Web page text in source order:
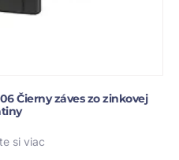
Čierny záves zo zinkovej
si viac